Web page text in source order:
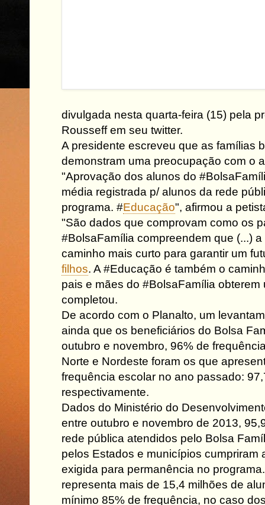
divulgada nesta quarta-feira (15) pela
Rousseff em seu twitter.
A presidente escreveu que as famílias
demonstram uma preocupação com o
"Aprovação dos alunos do
média registrada p/ alunos da rede
programa. #Educação", afirmou a
"São dados que comprovam como os
#BolsaFamília compreendem que (...)
caminho mais curto para garantir um
filhos. A #Educação é também o
pais e mães do #BolsaFamília obterem
completou.
De acordo com o Planalto, um
ainda que os beneficiários do Bolsa
outubro e novembro, 96% de
Norte e Nordeste foram os que
frequência escolar no ano passado:
respectivamente.
Dados do Ministério do
entre outubro e novembro de 2013,
rede pública atendidos pelo Bolsa
pelos Estados e municípios cumpriram
exigida para permanência no
representa mais de 15,4 milhões de
mínimo 85% de frequência, no caso